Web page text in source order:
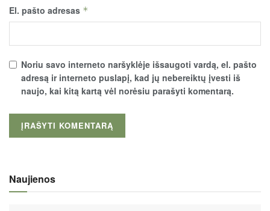
El. pašto adresas *
Noriu savo interneto naršyklėje išsaugoti vardą, el. pašto
adresą ir interneto puslapį, kad jų nebereiktų įvesti iš
naujo, kai kitą kartą vėl norėsiu parašyti komentarą.
Naujienos